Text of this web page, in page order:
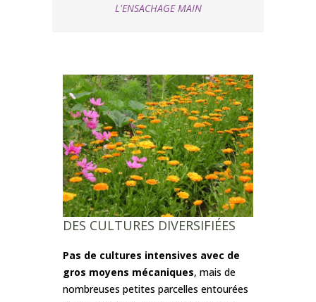
L'ENSACHAGE MAIN
DES CULTURES DIVERSIFIÉES
Pas de cultures intensives avec de
gros moyens mécaniques, mais de
nombreuses petites parcelles entourées